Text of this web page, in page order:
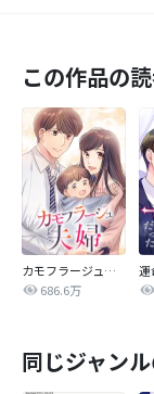
この作品の
カモフラージュ夫婦
686.6万
同じジャン